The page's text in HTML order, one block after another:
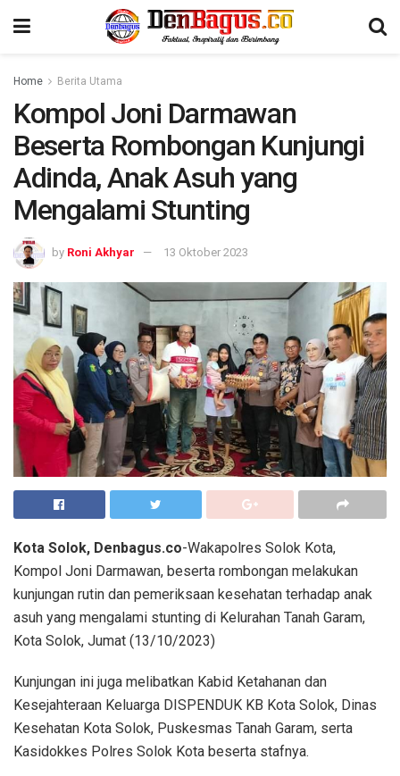
Home Berita Utama
Kompol Joni Darmawan
Beserta Rombongan Kunjungi
Adinda, Anak Asuh yang
Mengalami Stunting
by Roni Akhyar 13 Oktober 2023
Kota Solok, Denbagus.co-Wakapolres Solok Kota,
Kompol Joni Darmawan, beserta rombongan melakukan
kunjungan rutin dan pemeriksaan kesehatan terhadap anak
asuh yang mengalami stunting di Kelurahan Tanah Garam,
Kota Solok, Jumat (13/10/2023)
Kunjungan ini juga melibatkan Kabid Ketahanan dan
Kesejahteraan Keluarga DISPENDUK KB Kota Solok, Dinas
Kesehatan Kota Solok, Puskesmas Tanah Garam, serta
Kasidokkes Polres Solok Kota beserta stafnya.